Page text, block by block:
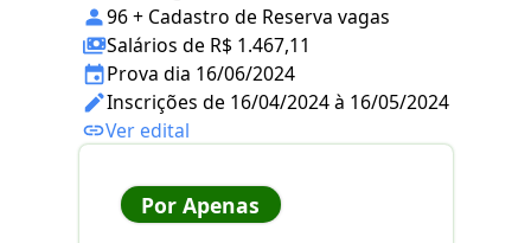
96 + Cadastro de Reserva vagas
Salários de R$ 1.467,11
Prova dia 16/06/2024
Inscrições de 16/04/2024 à 16/05/2024
Ver edital
Por Apenas